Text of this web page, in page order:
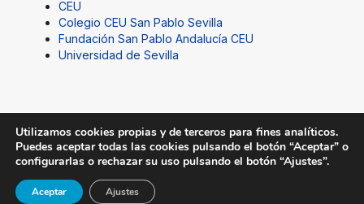
CEU
Colegio CEU San Pablo Sevilla
Fundación San Pablo Andalucía CEU
Universidad de Sevilla
© Fundación San Pablo Andalucía CEU. Todos los
SUGERENCIAS@CEU
Utilizamos cookies propias y de terceros para fines analíticos.
Puedes aceptar todas las cookies pulsando el botón “Aceptar” o
configurarlas o rechazar su uso pulsando el botón “Ajustes”.
Aceptar Ajustes